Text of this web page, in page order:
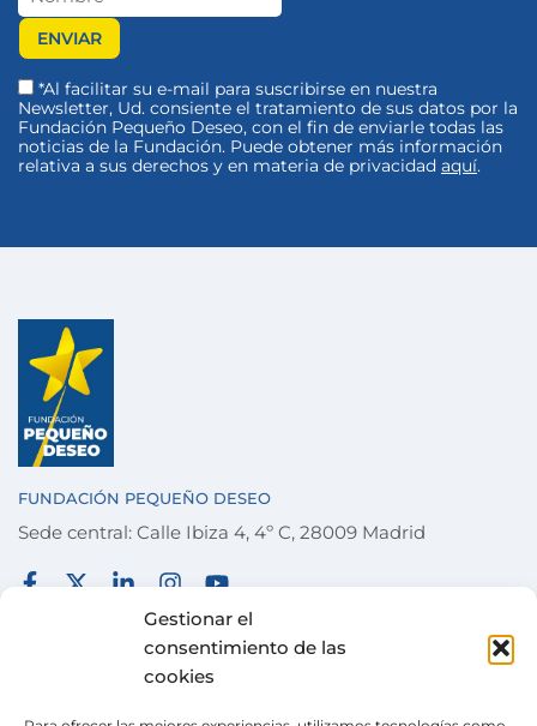
Gestionar el
consentimiento de las
cookies
*Al facilitar su e-mail para suscribirse en nuestra
Newsletter, Ud. consiente el tratamiento de sus datos por la
Fundación Pequeño Deseo, con el fin de enviarle todas las
noticias de la Fundación. Puede obtener más información
relativa a sus derechos y en materia de privacidad aquí.
FUNDACIÓN PEQUEÑO DESEO
Sede central: Calle Ibiza 4, 4º C, 28009 Madrid
POLÍTICA DE PRIVACIDAD